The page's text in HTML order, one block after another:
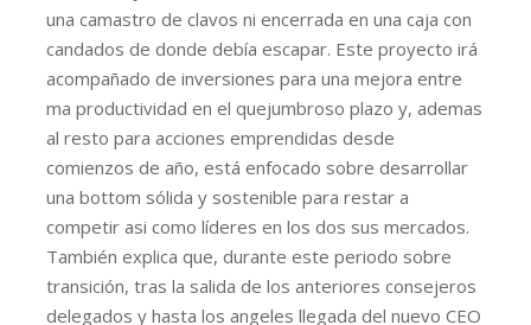
una camastro de clavos ni encerrada en una caja con
candados de donde debía escapar. Este proyecto irá
acompañado de inversiones para una mejora entre
ma productividad en el quejumbroso plazo y, ademas
al resto para acciones emprendidas desde
comienzos de año, está enfocado sobre desarrollar
una bottom sólida y sostenible para restar a
competir asi como líderes en los dos sus mercados.
También explica que, durante este periodo sobre
transición, tras la salida de los anteriores consejeros
delegados y hasta los angeles llegada del nuevo CEO